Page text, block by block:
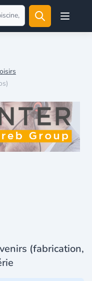
Open
(fabrication,